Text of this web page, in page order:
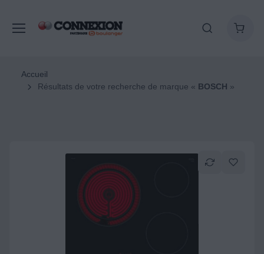
Accueil
Résultats de votre recherche de marque « BOSCH »